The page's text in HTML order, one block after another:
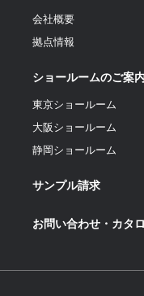
会社概要
拠点情報
ショールームのご案
東京ショールーム
大阪ショールーム
静岡ショールーム
サンプル請求
お問い合わせ・カタ